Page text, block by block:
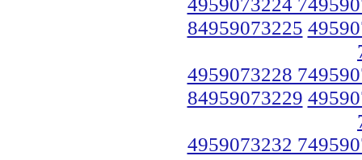
84959073225
4959073228
84959073229
4959073232